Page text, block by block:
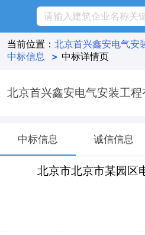
当前位置： 北京首兴鑫安电气安
中标信息
> 中标详情页
北京首兴鑫安电气安装工程
中标信息 诚信信息
北京市北京市某园区